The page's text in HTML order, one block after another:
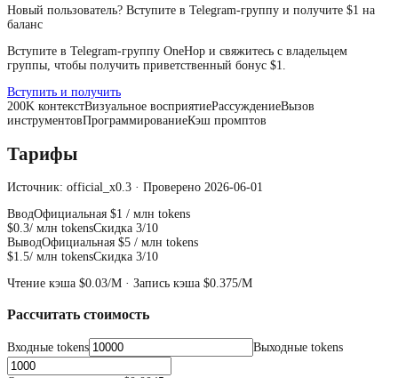
Новый пользователь? Вступите в Telegram-группу и получите $1 на
баланс
Вступите в Telegram-группу OneHop и свяжитесь с владельцем
группы, чтобы получить приветственный бонус $1.
Вступить и получить
200K контекстВизуальное восприятиеРассуждениеВызов
инструментовПрограммированиеКэш промптов
Тарифы
Источник: official_x0.3 · Проверено 2026-06-01
ВводОфициальная $1 / млн tokens
$0.3/ млн tokensСкидка 3/10
ВыводОфициальная $5 / млн tokens
$1.5/ млн tokensСкидка 3/10
Чтение кэша $0.03/M · Запись кэша $0.375/M
Рассчитать стоимость
Входные tokens Выходные tokens